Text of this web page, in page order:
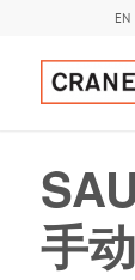
EN
手